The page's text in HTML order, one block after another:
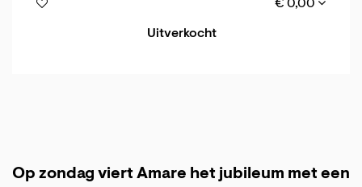
€ 0,00
Uitverkocht
Op zondag viert Amare het jubileum met een